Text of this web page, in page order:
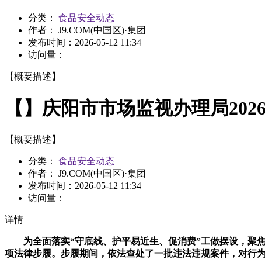
分类：
食品安全动态
作者： J9.COM(中国区)·集团
发布时间： 2026-05-12 11:34
访问量：
【概要描述】
【】庆阳市市场监视办理局
【概要描述】
分类：
食品安全动态
作者： J9.COM(中国区)·集团
发布时间： 2026-05-12 11:34
访问量：
详情
为全面落实“守底线、护平易近生、促消费”工做摆设，聚焦
项法律步履。步履期间，依法查处了一批违法违规案件，对行